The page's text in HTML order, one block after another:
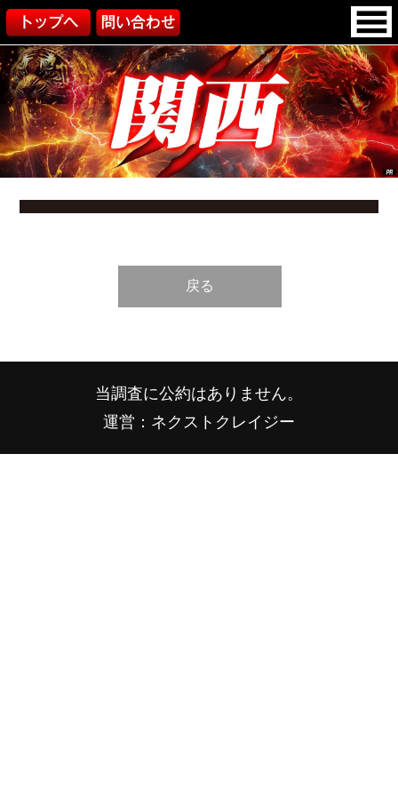
戻る
当調査に公約はありません。
運営：ネクストクレイジー